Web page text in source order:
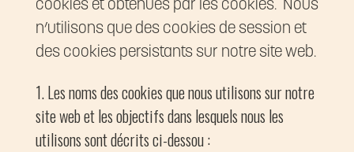
cookies et obtenues par les cookies. Nous
n’utilisons que des cookies de session et
des cookies persistants sur notre site web.
Les noms des cookies que nous utilisons sur notre
site web et les objectifs dans lesquels nous les
utilisons sont décrits ci-dessou :